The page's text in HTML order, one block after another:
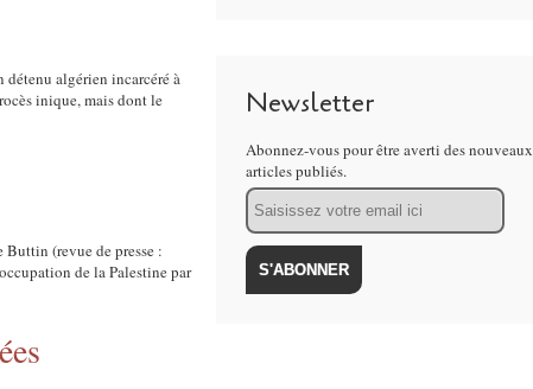
algérien incarcéré à
inique, mais dont le
(revue de presse :
de la Palestine par
Newsletter
Abonnez-vous pour être averti des nouveaux
articles publiés.
Email